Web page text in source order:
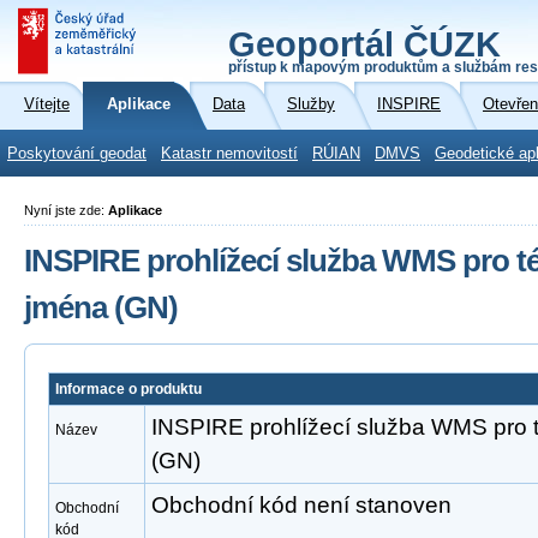
Geoportál ČÚZK
přístup k mapovým produktům a službám
Vítejte Aplikace Data Služby INSPIRE
Poskytování geodat Katastr nemovitostí RÚIAN DMVS Geodetické
Nyní jste zde: Aplikace
INSPIRE prohlížecí služba WMS pro
jména (GN)
Informace o produktu
Název
INSPIRE prohlížecí služba WMS pro
(GN)
Obchodní
kód
Obchodní kód není stanoven